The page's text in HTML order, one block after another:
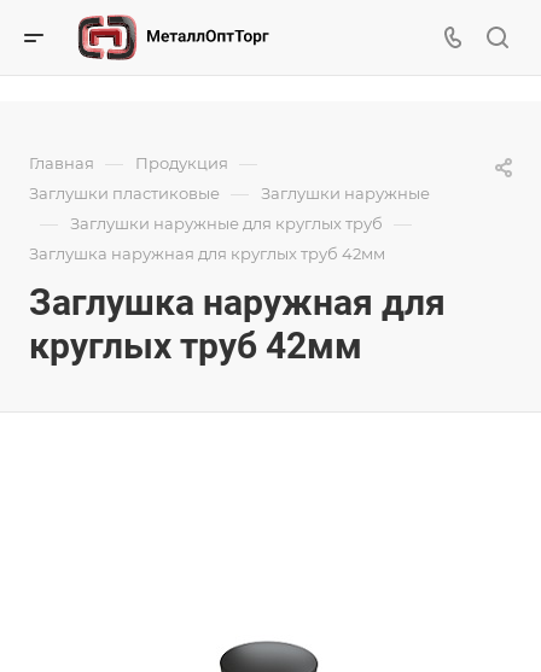
Главная — Продукция —
Заглушки пластиковые — Заглушки наружные
— Заглушки наружные для круглых труб —
Заглушка наружная для круглых труб 42мм
Заглушка наружная для
круглых труб 42мм